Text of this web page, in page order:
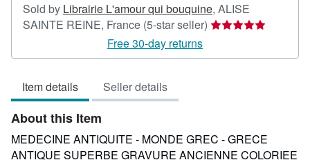
Sold by Librairie L'amour qui bouquine, ALISE
SAINTE REINE, France (5-star seller) Seller
5
Free 30-day returns
Item details Seller details
About this Item
MEDECINE ANTIQUITE - MONDE GREC - GRECE
ANTIQUE SUPERBE GRAVURE ANCIENNE COLORIEE